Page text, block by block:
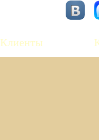
Клиенты